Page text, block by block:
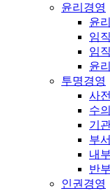
윤리경영
윤
임
임
윤
투명경영
사
수
기
부
내
반
인권경영